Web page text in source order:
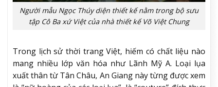
Người mẫu Ngọc Thúy diện thiết kế nằm trong bộ sưu
tập Cô Ba xứ Việt của nhà thiết kế Võ Việt Chung
Trong lịch sử thời trang Việt, hiếm có chất liệu nào
mang nhiều lớp văn hóa như Lãnh Mỹ A. Loại lụa
xuất thân từ Tân Châu, An Giang này từng được xem